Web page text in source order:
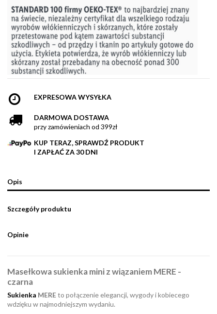
EXPRESOWA WYSYŁKA
DARMOWA DOSTAWA
przy zamówieniach od 399zł
KUP TERAZ, SPRAWDŹ PRODUKT
I ZAPŁAĆ ZA 30 DNI
Opis
Szczegóły produktu
Opinie
Masełkowa sukienka mini z wiązaniem MERE -
czarna
Sukienka MEREto połączenie elegancji, wygody i kobiecego
wdzięku w najmodniejszym wydaniu.